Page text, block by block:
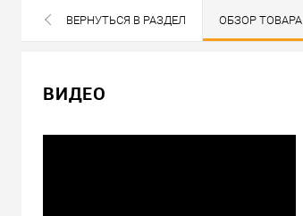
ВЕРНУТЬСЯ В РАЗДЕЛ ОБЗОР ТОВАРА
ВИДЕО